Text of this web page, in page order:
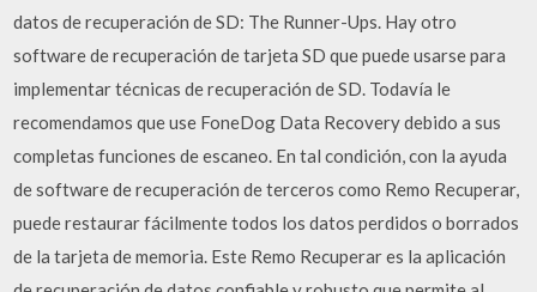
datos de recuperación de SD: The Runner-Ups. Hay otro
software de recuperación de tarjeta SD que puede usarse para
implementar técnicas de recuperación de SD. Todavía le
recomendamos que use FoneDog Data Recovery debido a sus
completas funciones de escaneo. En tal condición, con la ayuda
de software de recuperación de terceros como Remo Recuperar,
puede restaurar fácilmente todos los datos perdidos o borrados
de la tarjeta de memoria. Este Remo Recuperar es la aplicación